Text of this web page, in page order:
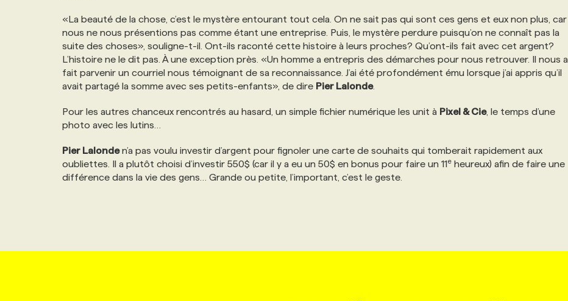
«La beauté de la chose, c’est le mystère entourant tout cela. On ne sait pas qui sont ces gens et eux non plus, car
nous ne nous présentions pas comme étant une entreprise. Puis, le mystère perdure puisqu’on ne connaît pas la
suite des choses», souligne-t-il. Ont-ils raconté cette histoire à leurs proches? Qu’ont-ils fait avec cet argent?
L’histoire ne le dit pas. À une exception près. «Un homme a entrepris des démarches pour nous retrouver. Il nous a
fait parvenir un courriel nous témoignant de sa reconnaissance. J’ai été profondément ému lorsque j’ai appris qu’il
avait partagé la somme avec ses petits-enfants», de dire Pier Lalonde.
Pour les autres chanceux rencontrés au hasard, un simple fichier numérique les unit à Pixel & Cie, le temps d’une
photo avec les lutins…
Pier Lalonden’a pas voulu investir d’argent pour fignoler une carte de souhaits qui tomberait rapidement aux
oubliettes. Il a plutôt choisi d’investir 550$ (car il y a eu un 50$ en bonus pour faire un 11e heureux) afin de faire une
différence dans la vie des gens… Grande ou petite, l’important, c’est le geste.